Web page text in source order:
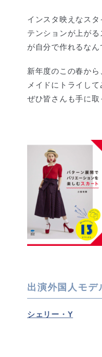
インスタ映えなス
テンションが上が
が自分で作れるなん
新年度のこの春か
メイドにトライして
ぜひ皆さんも手に取
出演外国人モデ
シェリー・Y